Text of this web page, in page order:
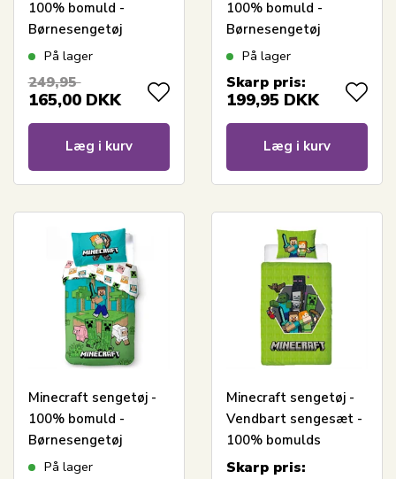
100% bomuld -
Børnesengetøj
140x200 cm - Alex og
På lager
249,95
165,00 DKK
Læg i kurv
100% bomuld -
Børnesengetøj
140x200 cm - Steve,
På lager
Skarp pris:
199,95 DKK
Læg i kurv
Minecraft sengetøj -
100% bomuld -
Børnesengetøj
140x200 cm - Steve,
På lager
Minecraft sengetøj -
Vendbart sengesæt -
100% bomulds
sengelinned
Skarp pris: